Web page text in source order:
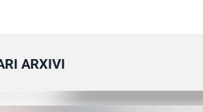
ARXIVI